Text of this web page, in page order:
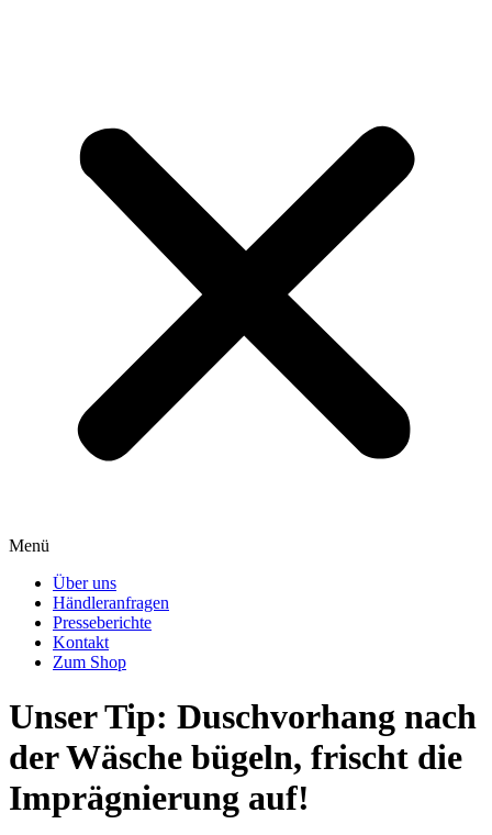
Menü
Über uns
Händleranfragen
Presseberichte
Kontakt
Zum Shop
Unser Tip: Duschvorhang nach
der Wäsche bügeln, frischt die
Imprägnierung auf!